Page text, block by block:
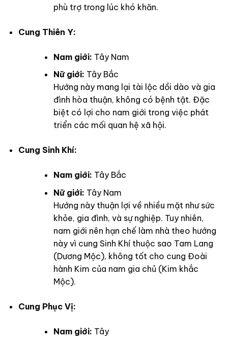
phù trợ trong lúc khó khăn.
Cung Thiên Y:
Nam giới: Tây Nam
Nữ giới: Tây Bắc
Hướng này mang lại tài lộc dồi dào và gia
đình hòa thuận, không có bệnh tật. Đặc
biệt có lợi cho nam giới trong việc phát
triển các mối quan hệ xã hội.
Cung Sinh Khí:
Nam giới: Tây Bắc
Nữ giới: Tây Nam
Hướng này thuận lợi về nhiều mặt như sức
khỏe, gia đình, và sự nghiệp. Tuy nhiên,
nam giới nên hạn chế làm nhà theo hướng
này vì cung Sinh Khí thuộc sao Tam Lang
(Dương Mộc), không tốt cho cung Đoài
hành Kim của nam gia chủ (Kim khắc
Mộc).
Cung Phục Vị:
Nam giới: Tây